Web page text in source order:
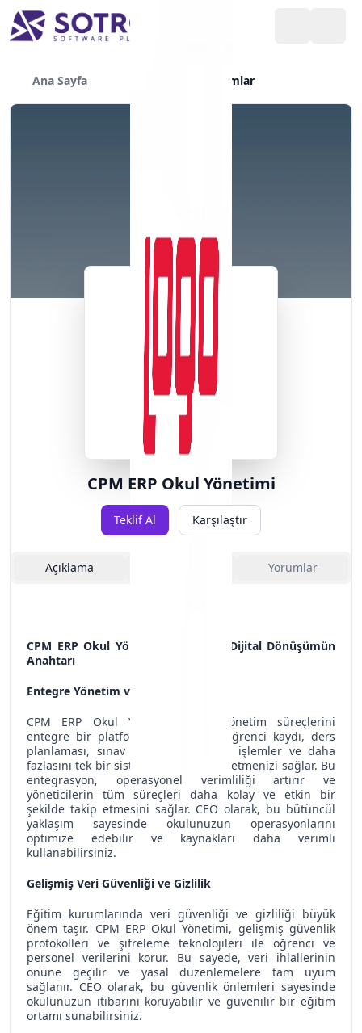
Ana Sayfa Yazılımlar
CPM ERP Okul Yönetimi
Teklif Al Karşılaştır
Açıklama Yorumlar
CPM ERP Okul Yönetimi: Eğitimde Dijital Dönüşümün
Anahtarı
Entegre Yönetim ve Verimlilik Artışı
CPM ERP Okul Yönetimi, okul yönetim süreçlerini
entegre bir platformda birleştirir. Öğrenci kaydı, ders
planlaması, sınav yönetimi, finansal işlemler ve daha
fazlasını tek bir sistem üzerinden yönetmenizi sağlar. Bu
entegrasyon, operasyonel verimliliği artırır ve
yöneticilerin tüm süreçleri daha kolay ve etkin bir
şekilde takip etmesini sağlar. CEO olarak, bu bütüncül
yaklaşım sayesinde okulunuzun operasyonlarını
optimize edebilir ve kaynakları daha verimli
kullanabilirsiniz.
Gelişmiş Veri Güvenliği ve Gizlilik
Eğitim kurumlarında veri güvenliği ve gizliliği büyük
önem taşır. CPM ERP Okul Yönetimi, gelişmiş güvenlik
protokolleri ve şifreleme teknolojileri ile öğrenci ve
personel verilerini korur. Bu sayede, veri ihlallerinin
önüne geçilir ve yasal düzenlemelere tam uyum
sağlanır. CEO olarak, bu güvenlik önlemleri sayesinde
okulunuzun itibarını koruyabilir ve güvenilir bir eğitim
ortamı sunabilirsiniz.